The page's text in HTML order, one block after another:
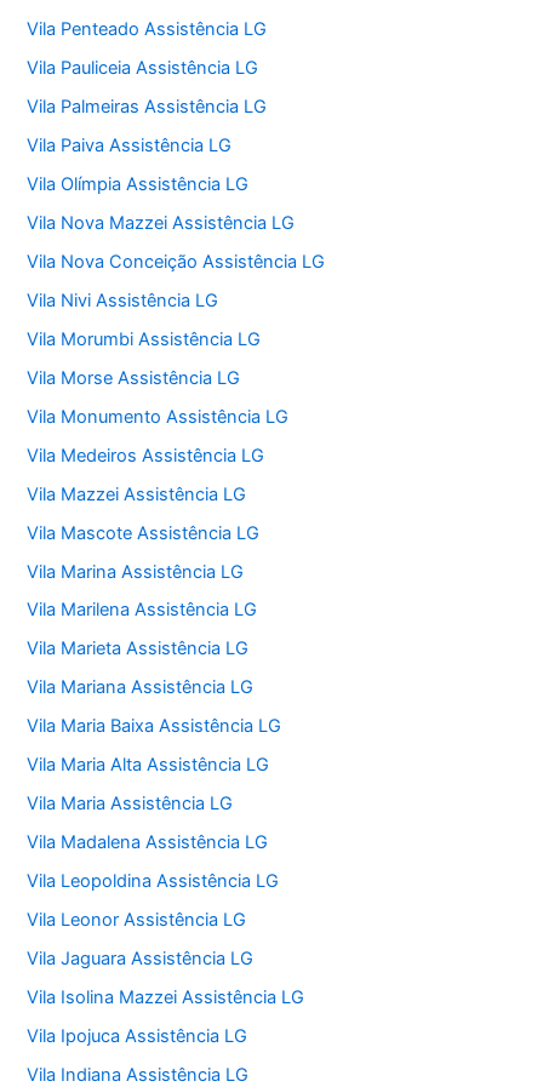
Vila Penteado Assistência LG
Vila Pauliceia Assistência LG
Vila Palmeiras Assistência LG
Vila Paiva Assistência LG
Vila Olímpia Assistência LG
Vila Nova Mazzei Assistência LG
Vila Nova Conceição Assistência LG
Vila Nivi Assistência LG
Vila Morumbi Assistência LG
Vila Morse Assistência LG
Vila Monumento Assistência LG
Vila Medeiros Assistência LG
Vila Mazzei Assistência LG
Vila Mascote Assistência LG
Vila Marina Assistência LG
Vila Marilena Assistência LG
Vila Marieta Assistência LG
Vila Mariana Assistência LG
Vila Maria Baixa Assistência LG
Vila Maria Alta Assistência LG
Vila Maria Assistência LG
Vila Madalena Assistência LG
Vila Leopoldina Assistência LG
Vila Leonor Assistência LG
Vila Jaguara Assistência LG
Vila Isolina Mazzei Assistência LG
Vila Ipojuca Assistência LG
Vila Indiana Assistência LG